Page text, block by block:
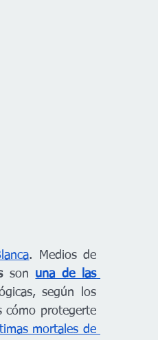
. Medios de
son una de las
según los
cómo protegerte
mortales de